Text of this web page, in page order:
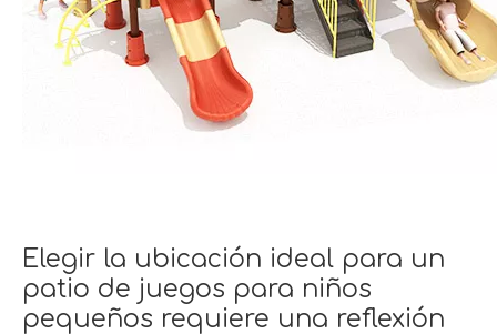
Elegir la ubicación ideal para un
patio de juegos para niños
pequeños requiere una reflexión